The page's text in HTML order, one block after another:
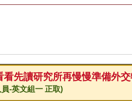
先讀研究所再慢慢準備外
員-英文組一 正取)